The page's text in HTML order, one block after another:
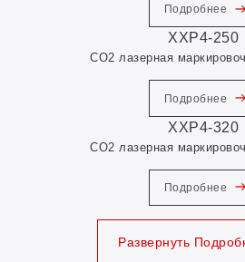
Подробнее
XXP4-250
CO2 лазерная
Подробнее
XXP4-320
CO2 лазерная
Подробнее
Развернуть